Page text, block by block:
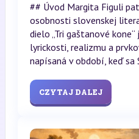
## Úvod Margita Figuli
osobnosti slovenskej
dielo „Tri gaštanové
lyrickosti, realizmu a
napísaná v období, keď sa
CZYTAJ DALEJ